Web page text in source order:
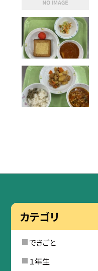
カテゴリ
できごと
１年生